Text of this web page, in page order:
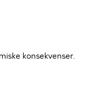
konsekvenser.